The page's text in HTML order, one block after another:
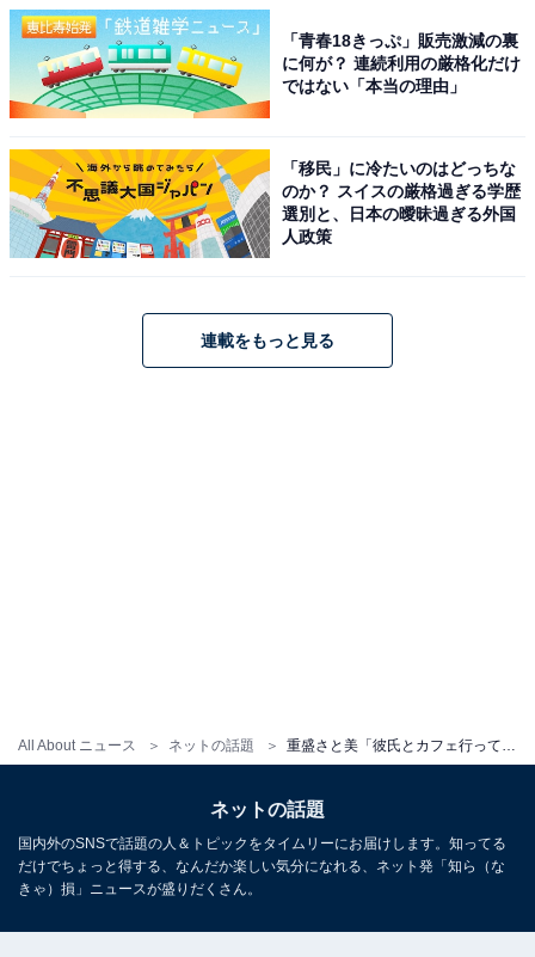
All About ニュース ネットの話題
「青春18きっぷ」販売激減の裏
に何が？ 連続利用の厳格化だけ
ではない「本当の理由」
「移民」に冷たいのはどっちな
のか？ スイスの厳格過ぎる学歴
選別と、日本の曖昧過ぎる外国
人政策
連載をもっと見る
ネットの話題
国内外のSNSで話題の人＆トピックをタイムリーにお届けします。知ってる
だけでちょっと得する、なんだか楽しい気分になれる、ネット発「知ら（な
きゃ）損」ニュースが盛りだくさん。